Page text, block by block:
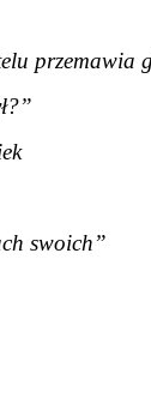
przemawia
swoich”